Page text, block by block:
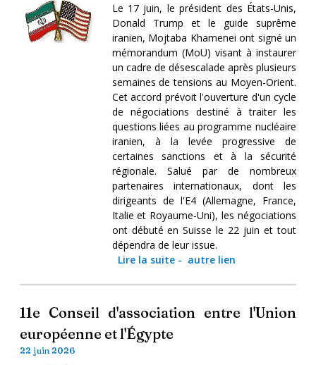
Le 17 juin, le président des États-Unis,
Donald Trump et le guide suprême
iranien, Mojtaba Khamenei ont signé un
mémorandum (MoU) visant à instaurer
un cadre de désescalade après plusieurs
semaines de tensions au Moyen-Orient.
Cet accord prévoit l'ouverture d'un cycle
de négociations destiné à traiter les
questions liées au programme nucléaire
iranien, à la levée progressive de
certaines sanctions et à la sécurité
régionale. Salué par de nombreux
partenaires internationaux, dont les
dirigeants de l'E4 (Allemagne, France,
Italie et Royaume-Uni), les négociations
ont débuté en Suisse le 22 juin et tout
dépendra de leur issue.
Lire la suite- autre lien
11e Conseil d'association entre l'Union
européenne et l'Égypte
22 juin 2026